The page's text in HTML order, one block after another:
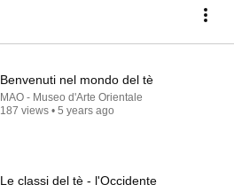
Benvenuti nel mondo del tè
MAO - Museo d'Arte Orientale
187 views • 5 years ago
Le classi del tè - l'Occidente